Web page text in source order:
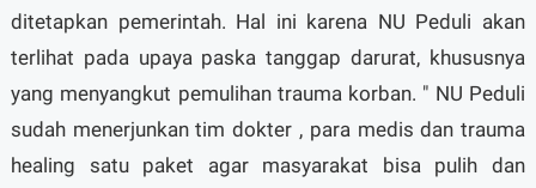
ditetapkan pemerintah. Hal ini karena NU Peduli akan
terlihat pada upaya paska tanggap darurat, khususnya
yang menyangkut pemulihan trauma korban. " NU Peduli
sudah menerjunkan tim dokter , para medis dan trauma
healing satu paket agar masyarakat bisa pulih dan